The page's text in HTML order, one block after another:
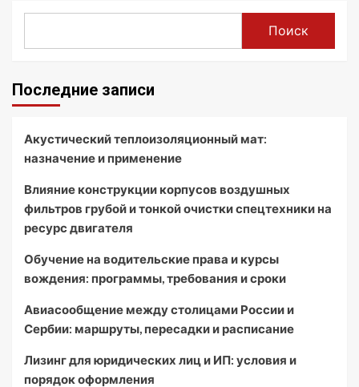
Поиск
Последние записи
Акустический теплоизоляционный мат:
назначение и применение
Влияние конструкции корпусов воздушных
фильтров грубой и тонкой очистки спецтехники на
ресурс двигателя
Обучение на водительские права и курсы
вождения: программы, требования и сроки
Авиасообщение между столицами России и
Сербии: маршруты, пересадки и расписание
Лизинг для юридических лиц и ИП: условия и
порядок оформления